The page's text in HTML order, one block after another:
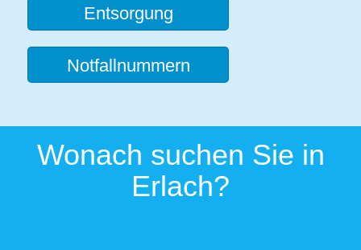
Entsorgung
Notfallnummern
Wonach suchen Sie in
Erlach?